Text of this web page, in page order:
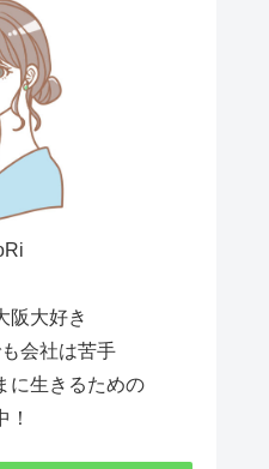
大好き
会社は苦手
に生きるための
！